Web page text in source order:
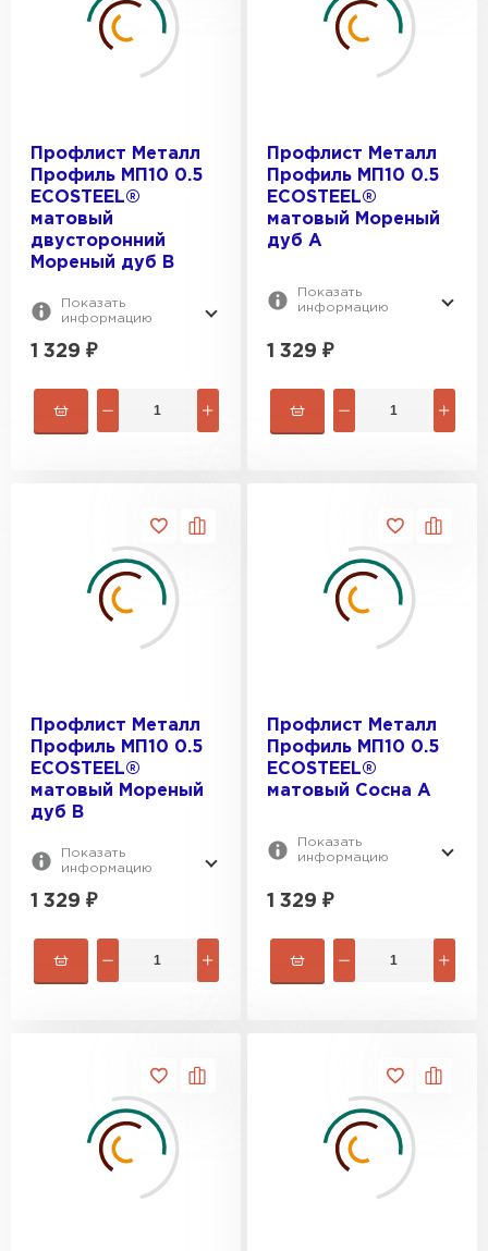
Профлист Металл
Профиль МП10 0.5
ECOSTEEL®
матовый
двусторонний
Мореный дуб B
Показать
информацию
1 329 ₽
Профлист Металл
Профиль МП10 0.5
ECOSTEEL®
матовый Мореный
дуб A
Показать
информацию
1 329 ₽
Профлист Металл
Профиль МП10 0.5
ECOSTEEL®
матовый Мореный
дуб B
Показать
информацию
1 329 ₽
Профлист Металл
Профиль МП10 0.5
ECOSTEEL®
матовый Сосна A
Показать
информацию
1 329 ₽